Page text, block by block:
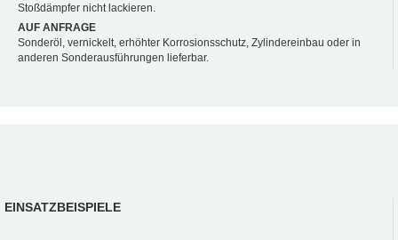
Stoßdämpfer nicht lackieren.
AUF ANFRAGE
Sonderöl, vernickelt, erhöhter Korrosionsschutz, Zylindereinbau oder in
anderen Sonderausführungen lieferbar.
EINSATZBEISPIELE